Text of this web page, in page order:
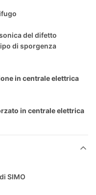
del difetto
di sporgenza
in centrale elettrica
in centrale elettrica
SIMO